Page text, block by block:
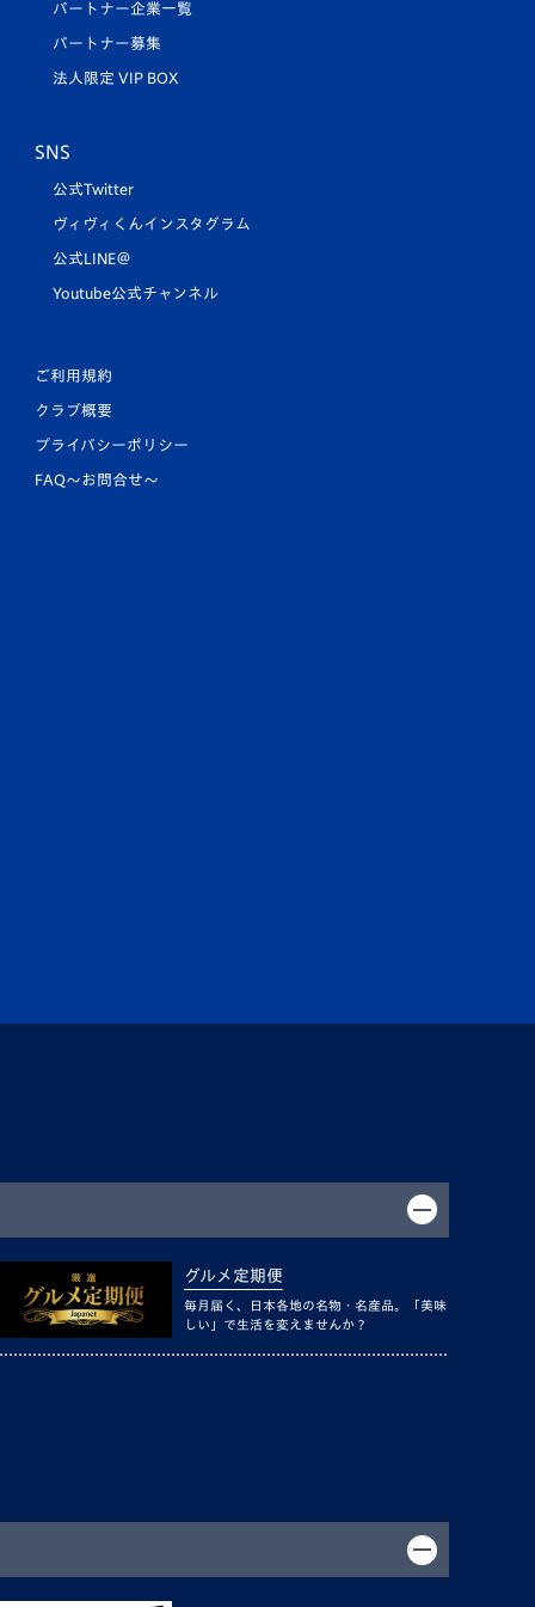
パートナー企業一覧
パートナー募集
法人限定 VIP BOX
SNS
公式Twitter
ヴィヴィくんインスタグラム
公式LINE＠
Youtube公式チャンネル
ご利用規約
クラブ概要
プライバシーポリシー
FAQ〜お問合せ〜
グルメ定期便
毎月届く、日本各地の名物・名産品。「美味
しい」で生活を変えませんか？